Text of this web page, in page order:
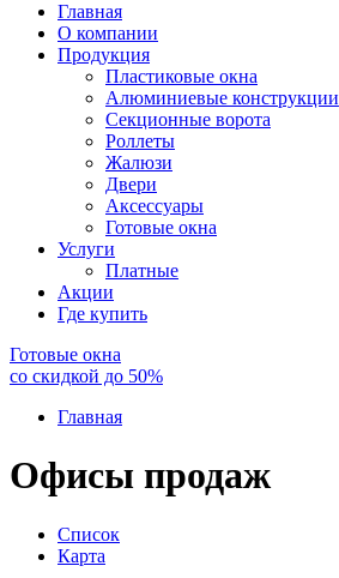
Главная
О компании
Продукция
Пластиковые окна
Алюминиевые конструкции
Секционные ворота
Роллеты
Жалюзи
Двери
Аксессуары
Готовые окна
Услуги
Платные
Акции
Где купить
Готовые окна
со скидкой до 50%
Главная
Офисы продаж
Список
Карта